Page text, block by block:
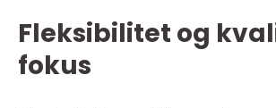
Fleksibilitet og
fokus